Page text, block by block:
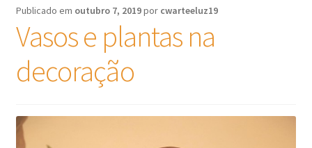
Publicado em outubro 7, 2019por cwarteeluz19
Vasos e plantas na
decoração